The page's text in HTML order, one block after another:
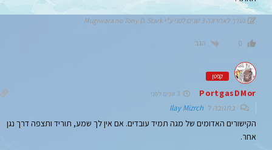
נערך לאחרונה 3 שנים לפני ע"י Mugiwara no Tony D. Stark
0 הגב
קפטן
PortgasDMor
בתגובה ל Ilay Mizrch
הקישורים האדומים של מגה תמיד עובדים. אם אין לך שמע, תוריד ותצפה דרך נגן
אחר.